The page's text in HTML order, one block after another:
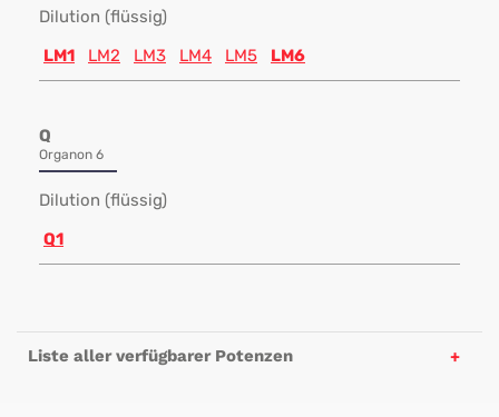
Dilution (flüssig)
LM1
LM2 LM3 LM4 LM5 LM6
Q
Organon 6
Dilution (flüssig)
Q1
Liste aller verfügbarer Potenzen